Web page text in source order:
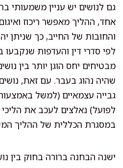
גם לנושים יש עניין משמעותי
אחד, ההליך מאפשר ריכוז
והחובות של החייב, כך שניתן
לפי סדרי דין והעדפות
מבטיחים יחס הוגן יותר בין
שהיה נהוג בעבר. עם זאת,
גבייה עצמאיים (למשל
לפועל) נאלצים לעכב את
במסגרת הכללית של ההליך
ישנה הבחנה ברורה בחוק בין